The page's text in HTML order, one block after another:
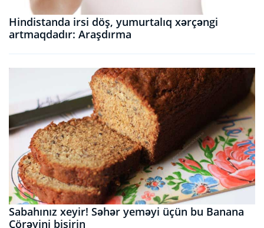
Hindistanda irsi döş, yumurtalıq xərçəngi
artmaqdadır: Araşdırma
Sabahınız xeyir! Səhər yeməyi üçün bu Banana
Çörəyini bişirin